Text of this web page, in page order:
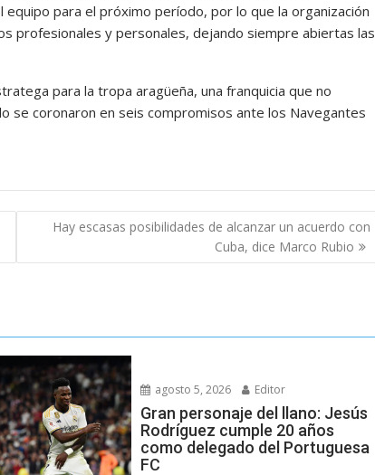
para el próximo período, por lo que la organización
profesionales y personales, dejando siempre abiertas las
para la tropa aragüeña, una franquicia que no
se coronaron en seis compromisos ante los Navegantes
Hay escasas posibilidades de alcanzar un acuerdo con
Cuba, dice Marco Rubio
agosto 5, 2026 Editor
Gran personaje del llano: Jesús
Rodríguez cumple 20 años
como delegado del Portuguesa
FC